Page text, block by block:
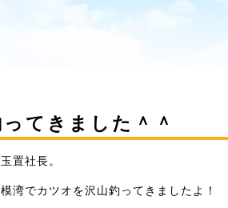
てきました＾＾
置社長。
湾でカツオを沢山釣ってきましたよ！